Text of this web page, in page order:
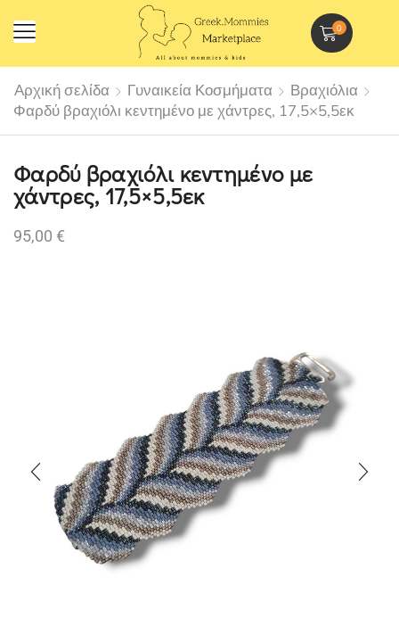
0
Αρχική σελίδα Γυναικεία Κοσμήματα
Βραχιόλια
Φαρδύ βραχιόλι κεντημένο με χάντρες, 17,5×5,5εκ
Φαρδύ βραχιόλι κεντημένο με
χάντρες, 17,5×5,5εκ
95,00 €